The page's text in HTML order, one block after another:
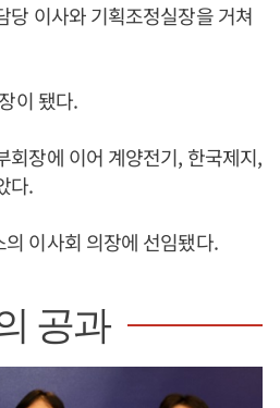
당 이사와 기획조정실장을 거쳐
이 됐다.
회장에 이어 계양전기, 한국제지,
다.
이사회 의장에 선임됐다.
공과